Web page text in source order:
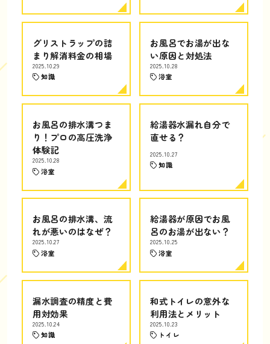
グリストラップの詰
まり解消料金の相場
2025.10.29
知識
お風呂でお湯が出な
い原因と対処法
2025.10.28
浴室
お風呂の排水溝つま
り！プロの高圧洗浄
体験記
2025.10.28
浴室
給湯器水漏れ自分で
直せる？
2025.10.27
知識
お風呂の排水溝、流
れが悪いのはなぜ？
2025.10.27
浴室
給湯器が原因でお風
呂のお湯が出ない？
2025.10.25
浴室
漏水調査の精度と費
用対効果
2025.10.24
知識
和式トイレの意外な
利用法とメリット
2025.10.23
トイレ